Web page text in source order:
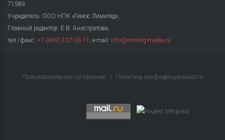
71589
Учредитель: ООО НПК «Гемос Лимитед»,
Главный редактор: Е.В. Анистратова,
тел./факс: +7 (499) 237-03-11 ; e-mail: info@mining-media.ru
Пользовательское соглашение Политика конфиденциальности